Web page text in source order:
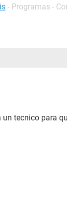
- Programas -
tecnico para